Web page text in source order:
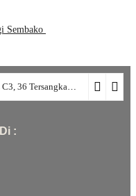
Sembako
Polresta Bandung Ungkap 29 Kasus C3, 36 Tersangka Diamankan dalam Periode Juni-Juli 2026
: